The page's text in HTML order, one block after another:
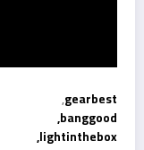
gearbest
,
banggood,
lightinthebox,